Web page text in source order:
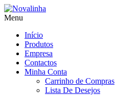
Novalinha
Informatica
Menu
Início
Produtos
Empresa
Contactos
Minha Conta
Carrinho de Compras
Lista De Desejos